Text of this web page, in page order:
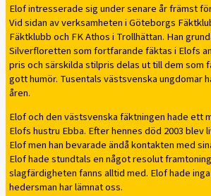
Elof intresserade sig under senare år främst
Vid sidan av verksamheten i Göteborgs
Fäktklubb och FK Athos i Trollhättan. Han
Silverfloretten som fortfarande fäktas i Elofs
pris och särskilda stilpris delas ut till dem som
gott humör. Tusentals västsvenska ungdomar
åren.
Elof och den västsvenska fäktningen hade ett
Elofs hustru Ebba. Efter hennes död 2003
Elof men han bevarade ändå kontakten med
Elof hade stundtals en något resolut
slagfärdigheten fanns alltid med. Elof hade inga
hedersman har lämnat oss.